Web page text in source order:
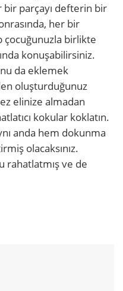
parçayı defterin bir
her bir
birlikte
konuşabilirsiniz.
da eklemek
oluşturduğunuz
elinize almadan
kokular koklatın.
anda hem dokunma
olacaksınız.
rahatlatmış ve de